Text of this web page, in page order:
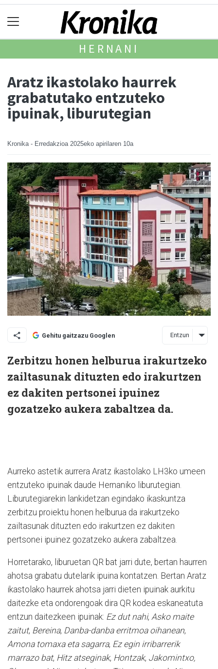
HERNANI
Aratz ikastolako haurrek
grabatutako entzuteko
ipuinak, liburutegian
Kronika - Erredakzioa 2025eko apirilaren 10a
Gehitu gaitzazu Googlen Entzun
Zerbitzu honen helburua irakurtzeko
zailtasunak dituzten edo irakurtzen
ez dakiten pertsonei ipuinez
gozatzeko aukera zabaltzea da.
Aurreko astetik aurrera Aratz ikastolako LH3ko umeen
entzuteko ipuinak daude Hernaniko liburutegian.
Liburutegiarekin lankidetzan egindako ikaskuntza
zerbitzu proiektu honen helburua da irakurtzeko
zailtasunak dituzten edo irakurtzen ez dakiten
pertsonei ipuinez gozatzeko aukera zabaltzea.
Horretarako, liburuetan QR bat jarri dute, bertan haurren
ahotsa grabatu dutelarik ipuina kontatzen. Bertan Aratz
ikastolako haurrek ahotsa jarri dieten ipuinak aurkitu
daitezke eta ondorengoak dira QR kodea eskaneatuta
entzun daitezkeen ipuinak: Ez dut nahi, Asko maite
zaitut, Bereina, Danba-danba erritmoa oihanean,
Amona tomaxa eta sagarra, Ez egin irribarrerik
marrazo bat, Hitz atseginak, Hontzak, Jakomintxo,